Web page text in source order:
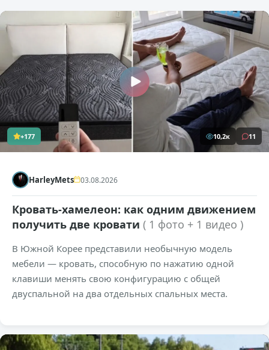
+177 10,2к 11
HarleyMets 03.08.2026
Кровать-хамелеон: как одним движением
получить две кровати ( 1 фото + 1 видео )
В Южной Корее представили необычную модель
мебели — кровать, способную по нажатию одной
клавиши менять свою конфигурацию с общей
двуспальной на два отдельных спальных места.